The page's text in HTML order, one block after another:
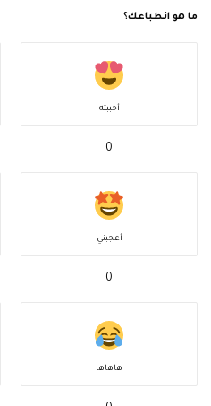
ما هو انطباعك؟
أحببته
0
أعجبني
0
هاهاها